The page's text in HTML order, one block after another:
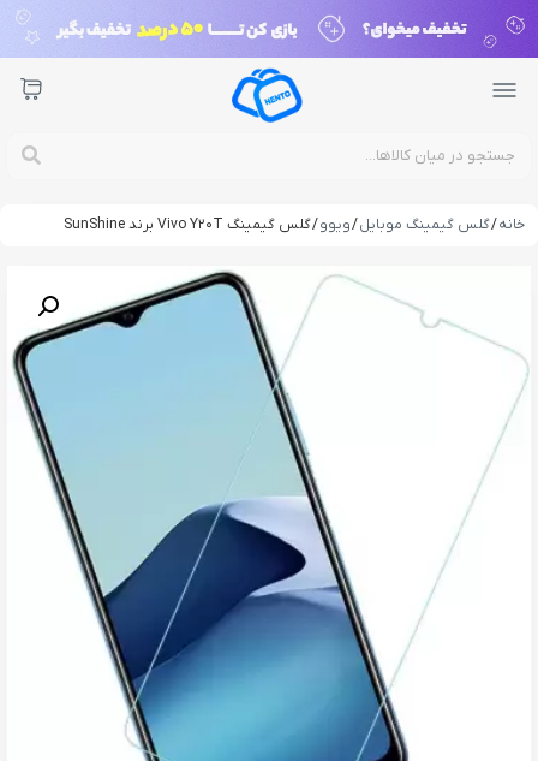
خانه/گلس گیمینگ موبایل/ویوو/ گلس گیمینگ Vivo Y20T برند SunShine